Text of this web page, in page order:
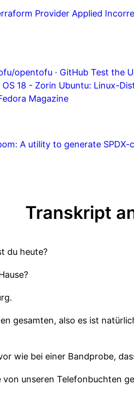
Provider Applied
opentofu · GitHub Test the
18 - Zorin Ubuntu: Linux-
Magazine
A utility to generate
Transkript
du heute?
gesamten, also es ist
wie bei einer Bandprobe,
von unseren Telefonbuchten